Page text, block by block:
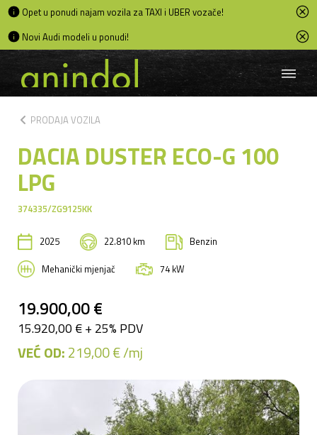
Opet u ponudi najam vozila za TAXI i UBER vozače!
Novi Audi modeli u ponudi!
chevron_left PRODAJA VOZILA
DACIA DUSTER ECO-G 100
LPG
374335/ZG9125KK
2025 22.810 km
Benzin
Mehanički mjenjač
74 kW
19.900,00 €
15.920,00 € + 25% PDV
VEĆ OD: 219,00 € /mj